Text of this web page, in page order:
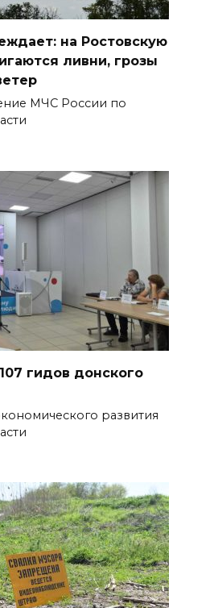
участников
процесса в
2026
обследуют
17:03
эксперт ЮФУ
тяжело
жару
на Ростовскую
ливни, грозы
МЧС России по
гидов донского
развития